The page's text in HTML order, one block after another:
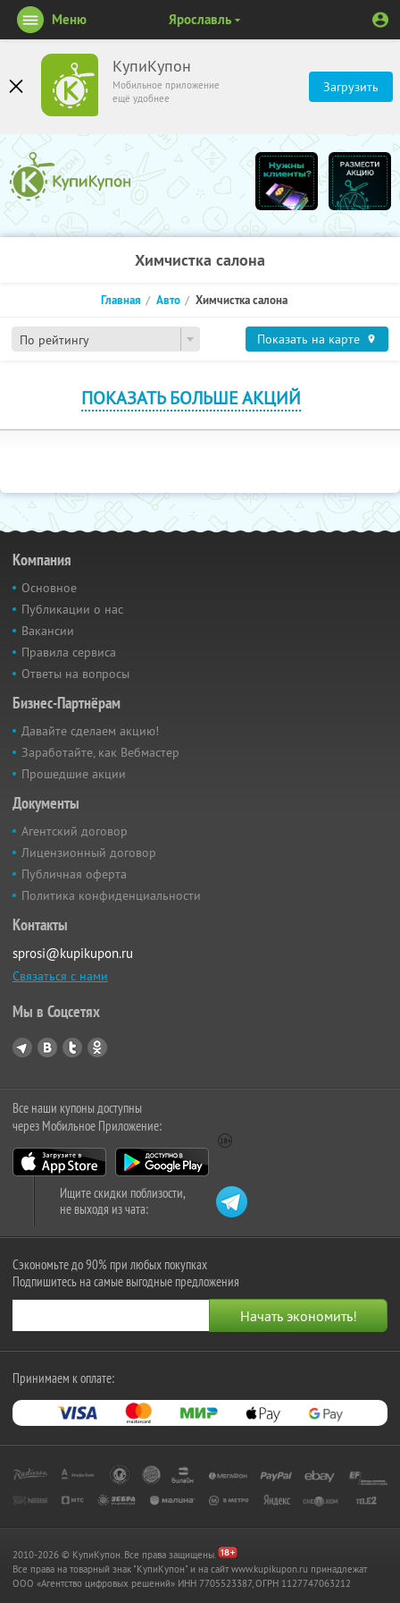
КупиКупон
Мобильное приложение
ещё удобнее
Загрузить
Меню Ярославль
Химчистка салона
По рейтингу
Главная Авто Химчистка салона
Показать на карте
ПОКАЗАТЬ БОЛЬШЕ АКЦИЙ
Компания
Основное
Публикации о нас
Вакансии
Правила сервиса
Ответы на вопросы
Бизнес-Партнёрам
Давайте сделаем акцию!
Заработайте, как Вебмастер
Прошедшие акции
Документы
Агентский договор
Лицензионный договор
Публичная оферта
Политика конфиденциальности
Контакты
sprosi@kupikupon.ru
Связаться с нами
Мы в Соцсетях
Все наши купоны доступны
через Мобильное Приложение:
Ищите скидки поблизости,
не выходя из чата:
Сэкономьте до 90% при любых покупках
Подпишитесь на самые выгодные предложения
Принимаем к оплате:
2010-2026 © КупиКупон. Все права защищены.
Все права на товарный знак "КупиКупон" и на сайт www.kupikupon.ru принадлежат
OOO «Агентство цифровых решений» ИНН 7705523387, ОГРН 1127747063212